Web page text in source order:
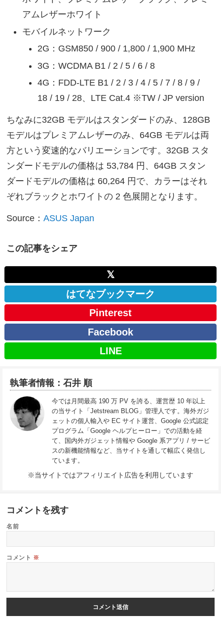
アムレザーホワイト
モバイルネットワーク
2G：GSM850 / 900 / 1,800 / 1,900 MHz
3G：WCDMA B1 / 2 / 5 / 6 / 8
4G：FDD-LTE B1 / 2 / 3 / 4 / 5 / 7 / 8 / 9 /
18 / 19 / 28、LTE Cat.4 ※TW / JP version
ちなみに32GB モデルはスタンダードのみ、128GB
モデルはプレミアムレザーのみ、64GB モデルは両
方という変速的なバリエーションです。32GB スタ
ンダードモデルの価格は 53,784 円、64GB スタン
ダードモデルの価格は 60,264 円で、カラーはそれ
ぞれブラックとホワイトの 2 色展開となります。
Source：ASUS Japan
この記事をシェア
𝕏
はてなブックマーク
Pinterest
Facebook
LINE
執筆者情報：石井 順
今では月間最高 190 万 PV を誇る、運営歴 10 年以上
の当サイト「Jetstream BLOG」管理人です。海外ガジ
ェットの個人輸入や EC サイト運営、Google 公式認定
プログラム「Google ヘルプヒーロー」での活動を経
て、国内外ガジェット情報や Google 系アプリ / サービ
スの新機能情報など、当サイトを通して幅広く発信し
ています。
※当サイトではアフィリエイト広告を利用しています
コメントを残す
名前
コメント ※